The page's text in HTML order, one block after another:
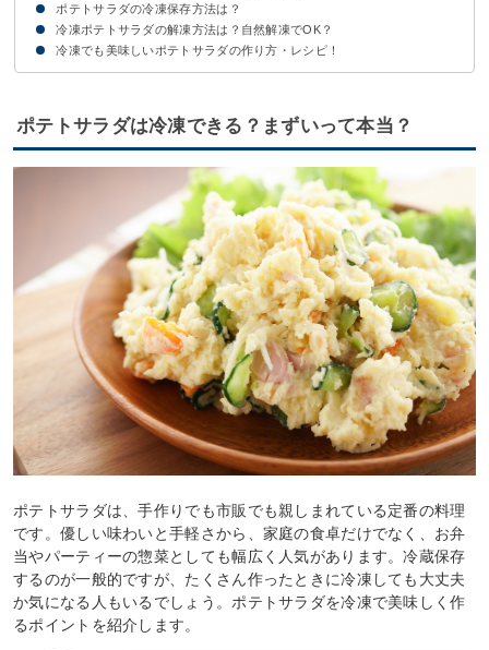
ポテトサラダは冷凍すると2〜3週間ほど日持ちする！
ポテトサラダの冷凍で失敗しないポイント
ポテトサラダの冷凍保存方法は？
【基本】ポテトサラダを小分けして冷凍保存
【お弁当】ポテトサラダをカップに入れて冷凍保存
冷凍ポテトサラダの解凍方法は？自然解凍でOK？
冷凍ポテトサラダは電子レンジで解凍しよう
冷凍ポテトサラダの自然解凍はNG
冷凍でも美味しいポテトサラダの作り方・レシピ！
ポテトサラダは冷凍できる？まずいって本当？
ポテトサラダは、手作りでも市販でも親しまれている定番の料理
です。優しい味わいと手軽さから、家庭の食卓だけでなく、お弁
当やパーティーの惣菜としても幅広く人気があります。冷蔵保存
するのが一般的ですが、たくさん作ったときに冷凍しても大丈夫
か気になる人もいるでしょう。ポテトサラダを冷凍で美味しく作
るポイントを紹介します。